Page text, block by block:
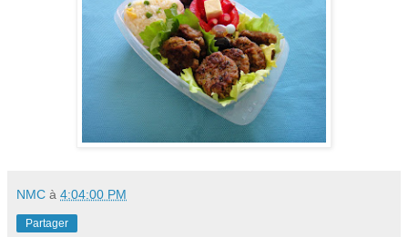
NMC à 4:04:00 PM
Partager